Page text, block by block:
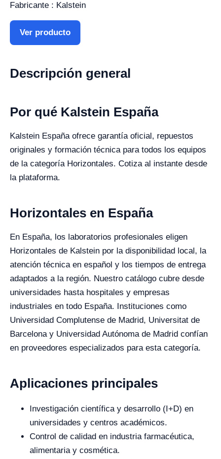
Fabricante : Kalstein
Ver producto
Descripción general
Por qué Kalstein España
Kalstein España ofrece garantía oficial, repuestos
originales y formación técnica para todos los equipos
de la categoría Horizontales. Cotiza al instante desde
la plataforma.
Horizontales en España
En España, los laboratorios profesionales eligen
Horizontales de Kalstein por la disponibilidad local, la
atención técnica en español y los tiempos de entrega
adaptados a la región. Nuestro catálogo cubre desde
universidades hasta hospitales y empresas
industriales en todo España. Instituciones como
Universidad Complutense de Madrid, Universitat de
Barcelona y Universidad Autónoma de Madrid confían
en proveedores especializados para esta categoría.
Aplicaciones principales
Investigación científica y desarrollo (I+D) en
universidades y centros académicos.
Control de calidad en industria farmacéutica,
alimentaria y cosmética.